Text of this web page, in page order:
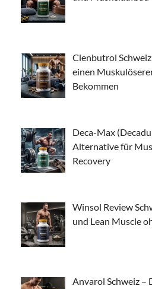
Clenbutrol
einen
Bekommen
Deca-Max
Alternative für
Recovery
Winsol Review
und Lean Muscle
Anvarol Schweiz –